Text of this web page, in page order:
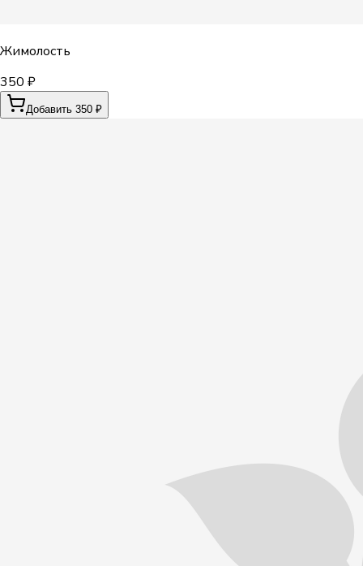
Жимолость
350 ₽
Добавить 350 ₽